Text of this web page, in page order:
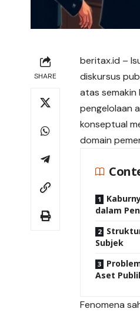
SHARE
beritax.id –
diskursus
atas
pengelolaan
konseptual
domain
dalam
Subjek
Aset
Fenomena